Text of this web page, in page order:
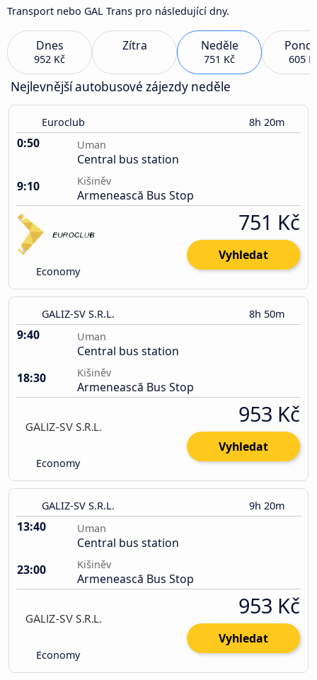
Transport nebo GAL Trans pro následující dny.
Dnes
952 Kč
Zítra Neděle
751 Kč 605
Nejlevnější autobusové zájezdy neděle
Euroclub 8h 20m
0:50 Uman
Central bus station
9:10
Kišiněv
Armenească Bus Stop
Economy
751 Kč
Vyhledat
GALIZ-SV S.R.L. 8h 50m
9:40 Uman
Central bus station
18:30
Kišiněv
Armenească Bus Stop
Economy
953 Kč
Vyhledat
GALIZ-SV S.R.L. 9h 20m
13:40 Uman
Central bus station
23:00
Kišiněv
Armenească Bus Stop
Economy
953 Kč
Vyhledat